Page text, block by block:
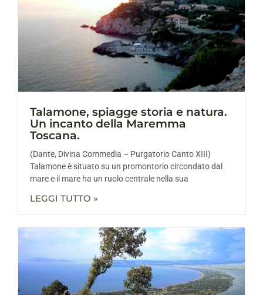
Talamone, spiagge storia e natura.
Un incanto della Maremma
Toscana.
(Dante, Divina Commedia – Purgatorio Canto XIII)
Talamone è situato su un promontorio circondato dal
mare e il mare ha un ruolo centrale nella sua
LEGGI TUTTO »